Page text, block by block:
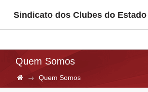
Sindicato dos Clubes do Estado
Home
Sindi Clubes
Quem Somos
→ Quem Somos